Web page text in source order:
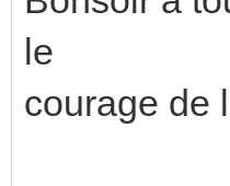
le
courage de